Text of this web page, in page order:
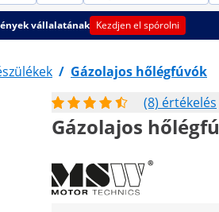
vállalatának Kezdjen el spórolni
/ Gázolajos hőlégfúvók
(8) értékelés
Gázolajos